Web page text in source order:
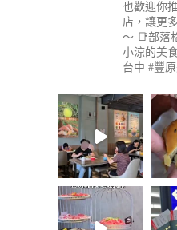
也歡迎你
店，讓更
～ 📑部落
小涼的美
台中 #豐